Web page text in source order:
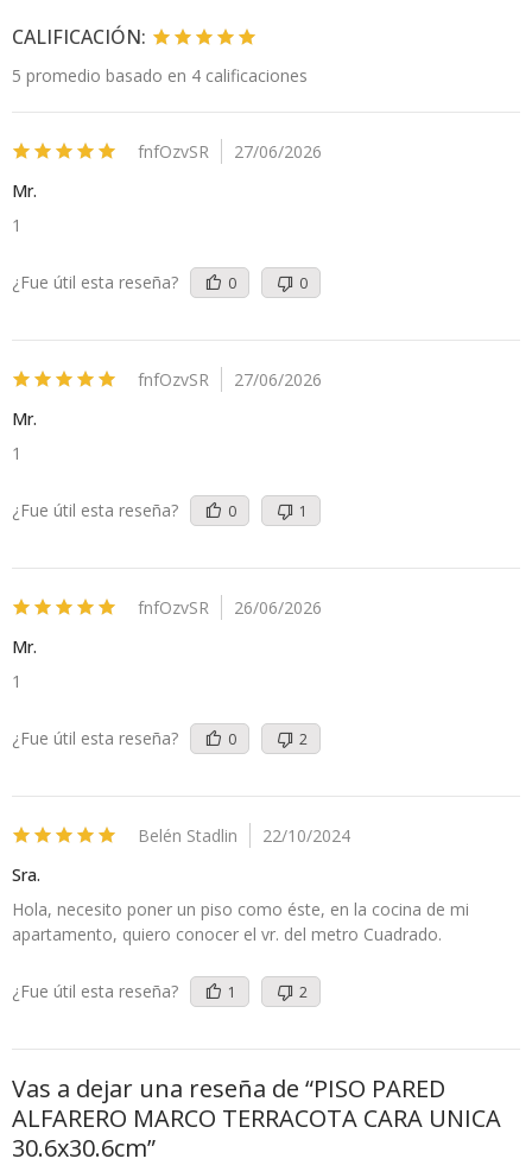
CALIFICACIÓN:
5 promedio basado en 4 calificaciones
fnfOzvSR
27/06/2026
Mr.
1
¿Fue útil esta reseña? 0 0
fnfOzvSR
27/06/2026
Mr.
1
¿Fue útil esta reseña? 0 1
fnfOzvSR
26/06/2026
Mr.
1
¿Fue útil esta reseña? 0 2
Belén Stadlin
22/10/2024
Sra.
Hola, necesito poner un piso como éste, en la cocina de mi
apartamento, quiero conocer el vr. del metro Cuadrado.
¿Fue útil esta reseña? 1 2
Vas a dejar una reseña de “PISO PARED
ALFARERO MARCO TERRACOTA CARA UNICA
30.6x30.6cm”